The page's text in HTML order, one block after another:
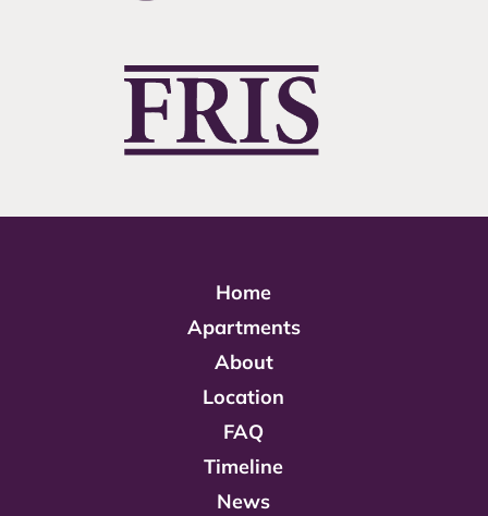
Home
Apartments
About
Location
FAQ
Timeline
News